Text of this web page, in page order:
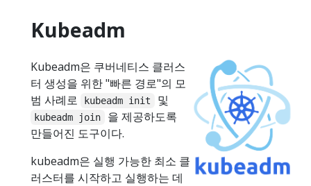
Kubeadm
Kubeadm은 쿠버네티스 클러스
터 생성을 위한 "빠른 경로"의 모
범 사례로
kubeadm init 및
kubeadm join
을 제공하도록
만들어진 도구이다.
kubeadm은 실행 가능한 최소 클
러스터를 시작하고 실행하는 데